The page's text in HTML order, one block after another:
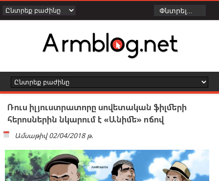
Ռուս իլյուստրատորը սովետական ֆիլմերի
հերոսներին նկարում է «Անիմե» ոճով
Ամսաթիվ 02/04/2018 թ.